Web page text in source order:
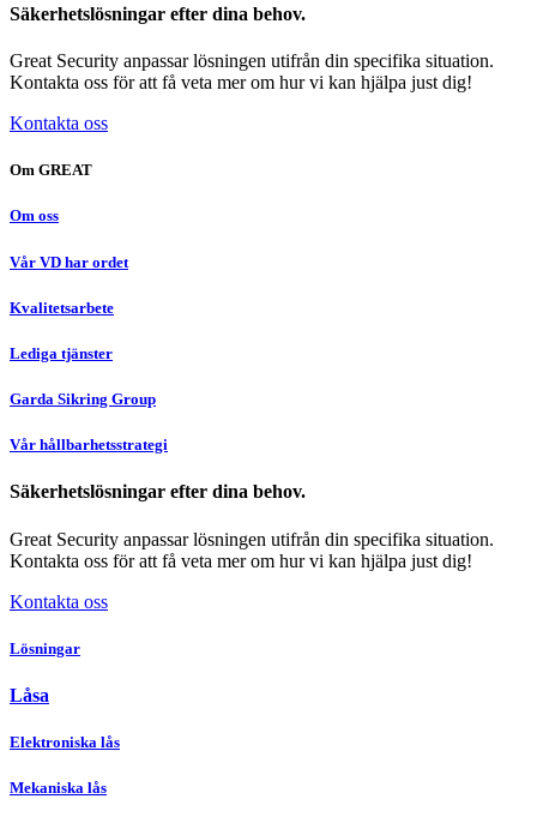
Säkerhetslösningar efter dina behov.
Great Security anpassar lösningen utifrån din specifika situation.
Kontakta oss för att få veta mer om hur vi kan hjälpa just dig!
Kontakta oss
Om GREAT
Om oss
Vår VD har ordet
Kvalitetsarbete
Lediga tjänster
Garda Sikring Group
Vår hållbarhetsstrategi
Säkerhetslösningar efter dina behov.
Great Security anpassar lösningen utifrån din specifika situation.
Kontakta oss för att få veta mer om hur vi kan hjälpa just dig!
Kontakta oss
Lösningar
Låsa
Elektroniska lås
Mekaniska lås